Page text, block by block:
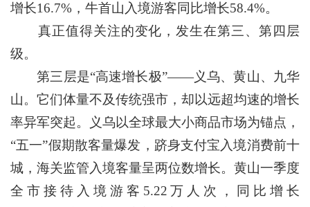
增长16.7%，牛首山入境游客同比增长58.4%。
真正值得关注的变化，发生在第三、第四层
级。
第三层是“高速增长极”——义乌、黄山、九华
山。它们体量不及传统强市，却以远超均速的增长
率异军突起。义乌以全球最大小商品市场为锚点，
“五一”假期散客量爆发，跻身支付宝入境消费前十
城，海关监管入境客量呈两位数增长。黄山一季度
全市接待入境游客5.22万人次，同比增长